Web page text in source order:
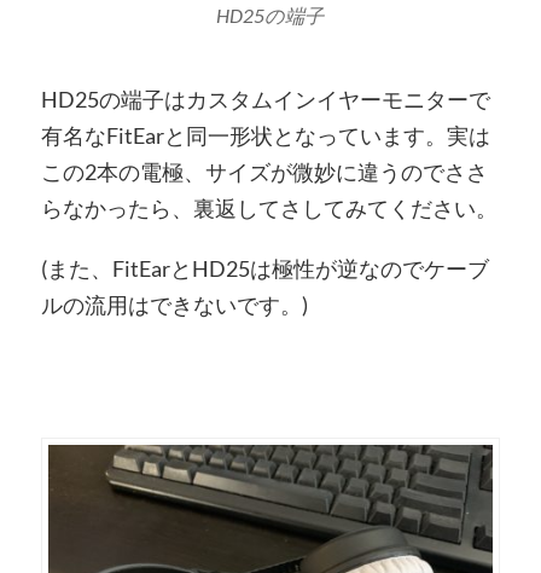
HD25の端子
HD25の端子はカスタムインイヤーモニターで
有名なFitEarと同一形状となっています。実は
この2本の電極、サイズが微妙に違うのでささ
らなかったら、裏返してさしてみてください。
(また、FitEarとHD25は極性が逆なのでケーブ
ルの流用はできないです。)